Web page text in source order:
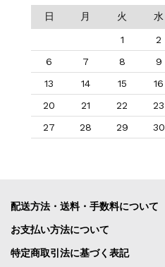
日 月 火 水
1 2
6
7 8 9
13
14 15 16
20
21 22 23
27
28 29 30
配送方法・送料・手数料について
お支払い方法について
特定商取引法に基づく表記